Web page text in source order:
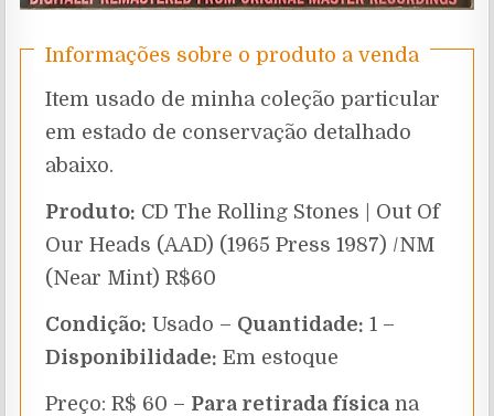
Informações sobre o produto a venda
Item usado de minha coleção particular
em estado de conservação detalhado
abaixo.
Produto: CD The Rolling Stones | Out Of
Our Heads (AAD) (1965 Press 1987) /NM
(Near Mint) R$60
Condição: Usado – Quantidade: 1 –
Disponibilidade: Em estoque
Preço: R$ 60 – Para retirada física na